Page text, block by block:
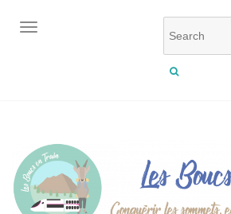
OUVRIR/FERMER LA NAVIGATION